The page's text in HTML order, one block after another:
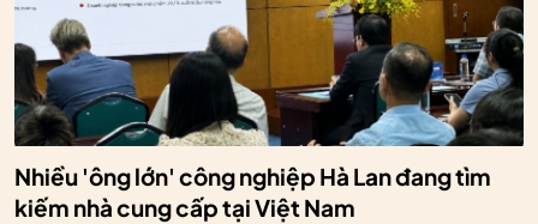
Nhiều 'ông lớn' công nghiệp Hà Lan đang tìm
kiếm nhà cung cấp tại Việt Nam